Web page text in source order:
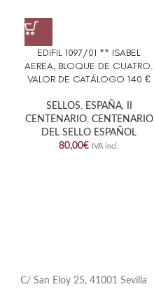
EDIFIL 1097/01 ** ISABEL
AEREA, BLOQUE DE CUATRO.
VALOR DE CATÁLOGO 140 €
SELLOS, ESPAÑA,
CENTENARIO, CENTENARIO
DEL SELLO ESPAÑOL
80,00€ IVA incl.
C/ San Eloy 25, 41001 Sevilla